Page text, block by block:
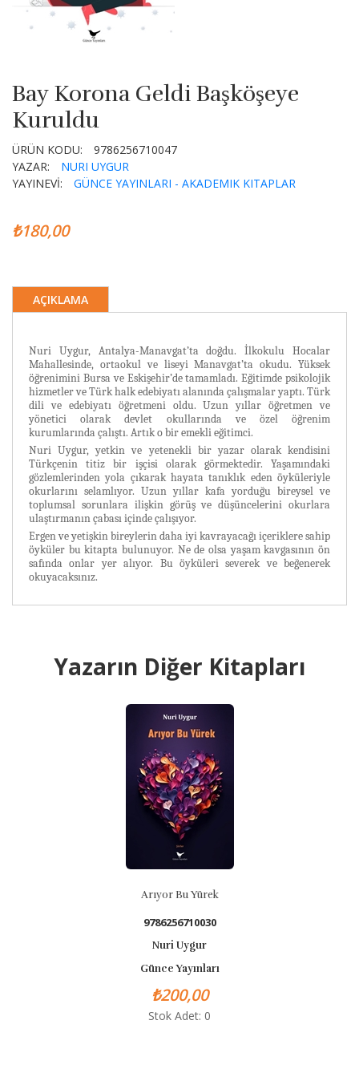
Bay Korona Geldi Başköşeye
Kuruldu
ÜRÜN KODU:
9786256710047
YAZAR:
NURI UYGUR
YAYINEVİ:
GÜNCE YAYINLARI - AKADEMIK KITAPLAR
₺180,00
AÇIKLAMA
Nuri Uygur, Antalya-Manavgat’ta doğdu. İlkokulu Hocalar
Mahallesinde, ortaokul ve liseyi Manavgat’ta okudu. Yüksek
öğrenimini Bursa ve Eskişehir’de tamamladı. Eğitimde psikolojik
hizmetler ve Türk halk edebiyatı alanında çalışmalar yaptı. Türk
dili ve edebiyatı öğretmeni oldu. Uzun yıllar öğretmen ve
yönetici olarak devlet okullarında ve özel öğrenim
kurumlarında çalıştı. Artık o bir emekli eğitimci.
Nuri Uygur, yetkin ve yetenekli bir yazar olarak kendisini
Türkçenin titiz bir işçisi olarak görmektedir. Yaşamındaki
gözlemlerinden yola çıkarak hayata tanıklık eden öyküleriyle
okurlarını selamlıyor. Uzun yıllar kafa yorduğu bireysel ve
toplumsal sorunlara ilişkin görüşve düşüncelerini okurlara
ulaştırmanın çabası içinde çalışıyor.
Ergen ve yetişkin bireylerin daha iyi kavrayacağı içeriklere sahip
öyküler bu kitapta bulunuyor. Ne de olsa yaşam kavgasının ön
safında onlar yer alıyor. Bu öyküleri severek ve beğenerek
okuyacaksınız.
Yazarın Diğer Kitapları
Arıyor Bu Yürek
Günce Yayınları